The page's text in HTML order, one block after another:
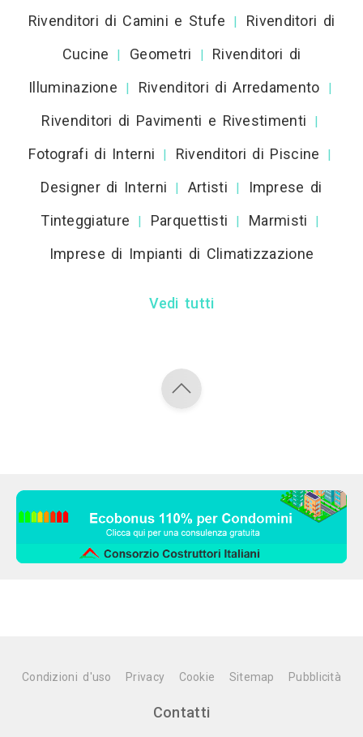
Rivenditori di Camini e Stufe
Rivenditori di
Cucine
Geometri
Rivenditori di
Illuminazione
Rivenditori di Arredamento
Rivenditori di Pavimenti e Rivestimenti
Fotografi di Interni Rivenditori di Piscine
Designer di Interni Artisti
Imprese di
Tinteggiature
Parquettisti Marmisti
Imprese di Impianti di Climatizzazione
Vedi tutti
Condizioni d'uso Privacy Cookie Sitemap Pubblicità
Contatti